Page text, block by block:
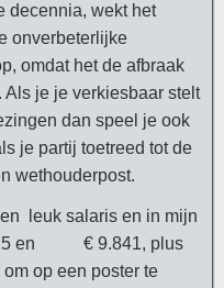
decennia, wekt het
onverbeterlijke
omdat het de afbraak
Als je je verkiesbaar stelt
dan speel je ook
je partij toetreed tot de
wethouderpost.
leuk salaris en in mijn
en € 9.841, plus
op een poster te